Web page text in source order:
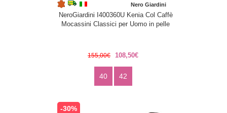
Nero Giardini
NeroGiardini I400360U Kenia Col Caffè
Mocassini Classici per Uomo in pelle
155,00€ 108,50€
40 42
-30%